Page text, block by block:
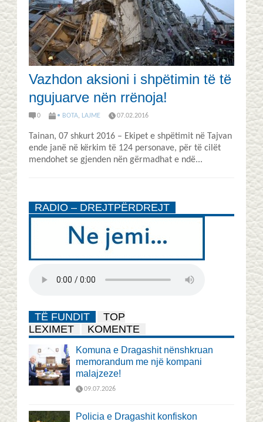
Vazhdon aksioni i shpëtimin të të
ngujuarve nën rrënoja!
0 • BOTA, LAJME 07.02.2016
Tainan, 07 shkurt 2016 – Ekipet e shpëtimit në Tajvan
ende janë në kërkim të 124 personave, për të cilët
mendohet se gjenden nën gërmadhat e ndë...
RADIO – DREJTPËRDREJT
TË FUNDIT
TOP
LEXIMET
KOMENTE
Komuna e Dragashit nënshkruan
memorandum me një kompani
malajzeze!
09.07.2026
Policia e Dragashit konfiskon